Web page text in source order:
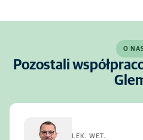
O
Pozostali
LEK. WET.